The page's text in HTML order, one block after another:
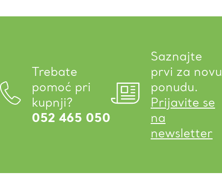
Trebate
pomoć pri
kupnji?
052 465 050
Saznajte
prvi za novu
ponudu.
Prijavite se
na
newsletter